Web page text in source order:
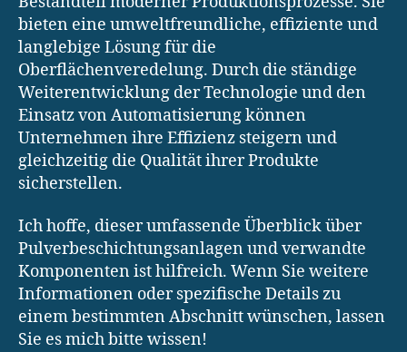
bieten eine umweltfreundliche, effiziente und
langlebige Lösung für die
Oberflächenveredelung. Durch die ständige
Weiterentwicklung der Technologie und den
Einsatz von Automatisierung können
Unternehmen ihre Effizienz steigern und
gleichzeitig die Qualität ihrer Produkte
sicherstellen.
Ich hoffe, dieser umfassende Überblick über
Pulverbeschichtungsanlagen und verwandte
Komponenten ist hilfreich. Wenn Sie weitere
Informationen oder spezifische Details zu
einem bestimmten Abschnitt wünschen, lassen
Sie es mich bitte wissen!